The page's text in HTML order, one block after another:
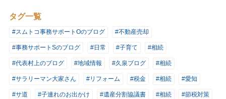
タグ一覧
#スムトコ事務サポートOのブログ #不動産売却
#事務サポートSのブログ #日常 #子育て #相続
#代表村上のブログ #地域情報 #久泉ブログ #相続
#サラリーマン大家さん #リフォーム #税金 #相続 #愛知
#サ道 #子連れのお出かけ #遺産分割協議書 #相続 #節税対策